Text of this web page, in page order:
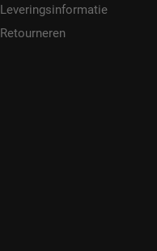
Leveringsinformatie
Retourneren